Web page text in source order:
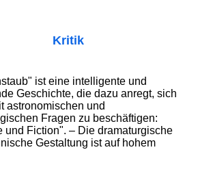
Kritik
ist eine intelligente und
Geschichte, die dazu anregt, sich
astronomischen und
Fragen zu beschäftigen:
und Fiction". – Die dramaturgische
Gestaltung ist auf hohem